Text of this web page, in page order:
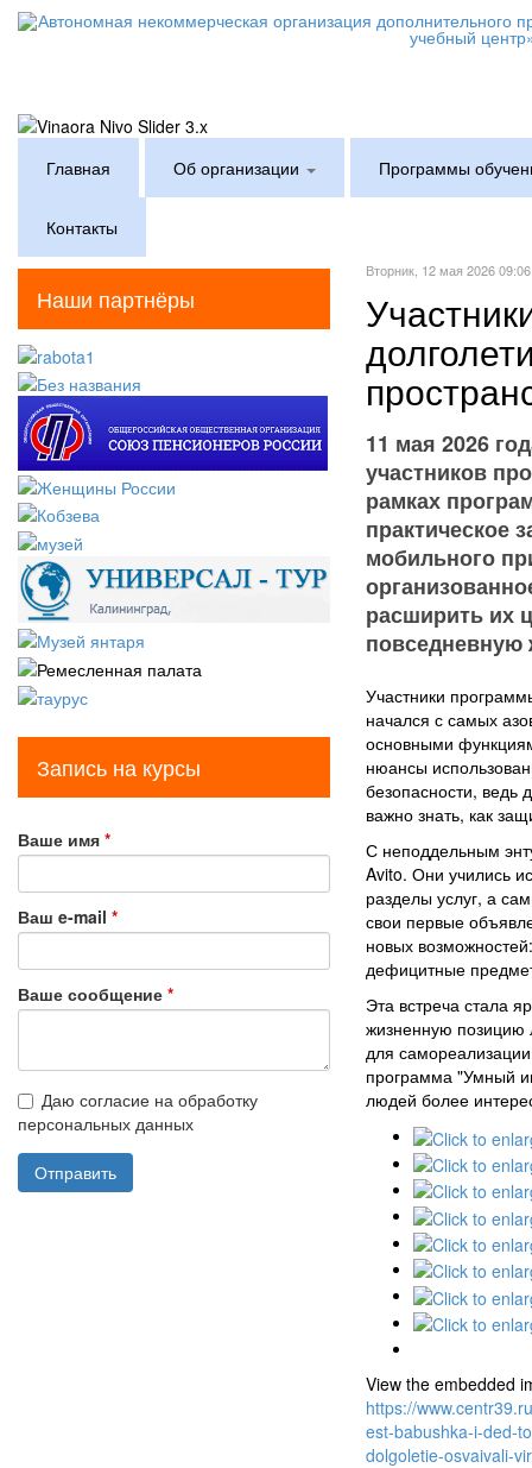
Главная Об организации Программы
Контакты
Вторник, 12 мая 2026 09:06
11 мая 2026
участников
рамках
практическое
мобильного
расширить их
Участники
начался с самых
основными
нюансы
безопасности, ведь
важно знать, как
С неподдельным
Avito. Они учились
разделы услуг, а
свои первые
новых
дефицитные
Эта встреча стала
жизненную позицию
для
программа "Умный
людей более
View the embedded
https://
est-babushka-i-ded-
dolgoletie-osvaivali-
Наши партнёры
Запись на курсы
Ваше имя *
Ваш e-mail *
Ваше сообщение *
Даю согласие на обработку
персональных данных
Отправить